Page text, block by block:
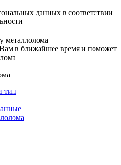
данных в соответствии
металлолома
в ближайшее время и поможет
тип